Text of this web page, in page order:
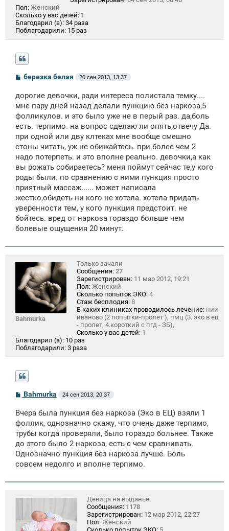
Пол: Женский
Сколько у вас детей: 1
Благодарил (а): 34 раза
Поблагодарили: 15 раз
С
о
б
щ
н
и
березка белая 20 сен 2013, 13:37
дорогие девочки, ради интереса полистала темку....
мне пару дней назад делали пункцию без наркоза,5
фолликулов. и это было уже не в перый раз. да,боль
есть. терпимо. на вопрос сделаю ли опять,отвечу Да.
при одной или дву клтеках мне вообще смешно
стоны читать, уж не обижайтесь. при более чем 2
надо потерпеть. и это вполне реально. девочки,а как
вы рожать собираетесь? меня поймут сейчас те,у кого
роды были. по сравнению с ними пункция просто
приятный массаж...... может написала
жестко,обидеть ни кого не хотела. хотела придать
уверенности тем, у кого пункция предстоит. не
бойтесь. вред от наркоза гораздо больше чем
болевые ощущения 20 минут.
Bahmurka
Только зачали
Сообщения: 27
Зарегистрирован: 11 мар 2012, 19:21
Пол: Женский
Сколько попыток ЭКО: 4
Стаж бесплодия: 8
В каких клиниках проводилось лечение: нии
иваново (2 попытки-пролет ), пмц (3. эко в ец
- пролет, 4.короткий с пгд - ЗБ),
Сколько у вас детей: 1
Благодарил (а): 10 раз
Поблагодарили: 3 раза
С
о
б
щ
н
и
Bahmurka 24 сен 2013, 20:37
Вчера была пункция без наркоза (Эко в ЕЦ) взяли 1
фоллик, однозначно скажу, что очень даже терпимо,
трубы когда проверяли, было гораздо больнее. Также
до этого было 2 наркоза, есть с чем сравнивать.
Однозначно пункция без наркоза лучше. Боль
совсем недолго и вполне терпимо.
Девица на выданье
Сообщения: 1178
Зарегистрирован: 12 мар 2012, 22:27
Пол: Женский